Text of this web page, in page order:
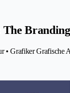
• Grafiker Grafische